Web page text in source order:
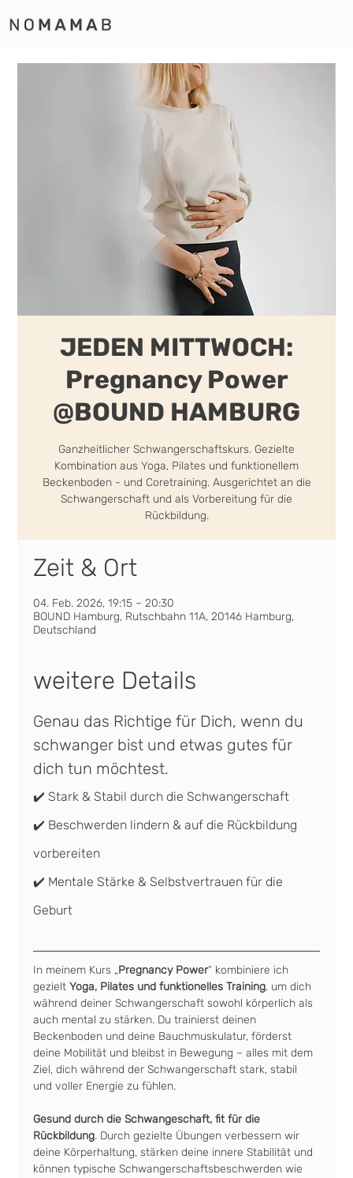
JEDEN MITTWOCH:
Pregnancy Power
@BOUND HAMBURG
Ganzheitlicher Schwangerschaftskurs. Gezielte
Kombination aus Yoga, Pilates und funktionellem
Beckenboden - und Coretraining. Ausgerichtet an die
Schwangerschaft und als Vorbereitung für die
Rückbildung.
Zeit & Ort
04. Feb. 2026, 19:15 – 20:30
BOUND Hamburg, Rutschbahn 11A, 20146 Hamburg,
Deutschland
weitere Details
Genau das Richtige für Dich, wenn du
schwanger bist und etwas gutes für
dich tun möchtest.
✔️ Stark & Stabil durch die Schwangerschaft
✔️ Beschwerden lindern & auf die Rückbildung
vorbereiten
✔️ Mentale Stärke & Selbstvertrauen für die
Geburt
In meinem Kurs „Pregnancy Power“ kombiniere ich
gezielt Yoga, Pilates und funktionelles Training, um dich
während deiner Schwangerschaft sowohl körperlich als
auch mental zu stärken. Du trainierst deinen
Beckenboden und deine Bauchmuskulatur, förderst
deine Mobilität und bleibst in Bewegung – alles mit dem
Ziel, dich während der Schwangerschaft stark, stabil
und voller Energie zu fühlen.
Gesund durch die Schwangeschaft, fit für die
Rückbildung. Durch gezielte Übungen verbessern wir
deine Körperhaltung, stärken deine innere Stabilität und
können typische Schwangerschaftsbeschwerden wie